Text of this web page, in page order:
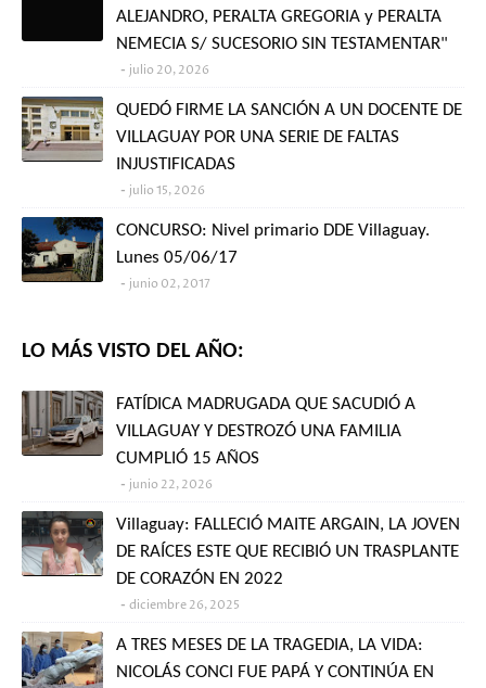
ALEJANDRO, PERALTA GREGORIA y PERALTA
NEMECIA S/ SUCESORIO SIN TESTAMENTAR"
julio 20, 2026
QUEDÓ FIRME LA SANCIÓN A UN DOCENTE DE
VILLAGUAY POR UNA SERIE DE FALTAS
INJUSTIFICADAS
julio 15, 2026
CONCURSO: Nivel primario DDE Villaguay.
Lunes 05/06/17
junio 02, 2017
LO MÁS VISTO DEL AÑO:
FATÍDICA MADRUGADA QUE SACUDIÓ A
VILLAGUAY Y DESTROZÓ UNA FAMILIA
CUMPLIÓ 15 AÑOS
junio 22, 2026
Villaguay: FALLECIÓ MAITE ARGAIN, LA JOVEN
DE RAÍCES ESTE QUE RECIBIÓ UN TRASPLANTE
DE CORAZÓN EN 2022
diciembre 26, 2025
A TRES MESES DE LA TRAGEDIA, LA VIDA:
NICOLÁS CONCI FUE PAPÁ Y CONTINÚA EN